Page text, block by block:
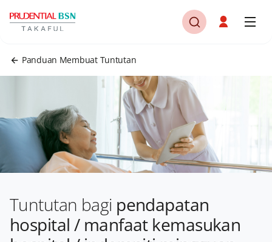
Panduan Membuat Tuntutan
Tuntutan bagi pendapatan
hospital / manfaat kemasukan